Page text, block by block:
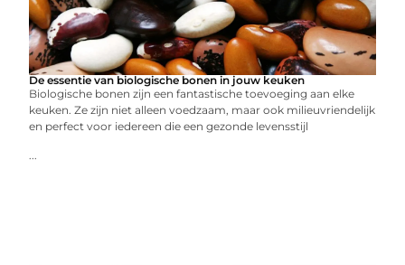
De essentie van biologische bonen in jouw keuken
Biologische bonen zijn een fantastische toevoeging aan elke
keuken. Ze zijn niet alleen voedzaam, maar ook milieuvriendelijk
en perfect voor iedereen die een gezonde levensstijl
...